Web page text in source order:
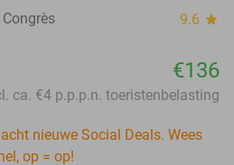
9.6 star
€136
ca. €4 p.p.p.n. toeristenbelasting
nieuwe Social Deals. Wees
op = op!